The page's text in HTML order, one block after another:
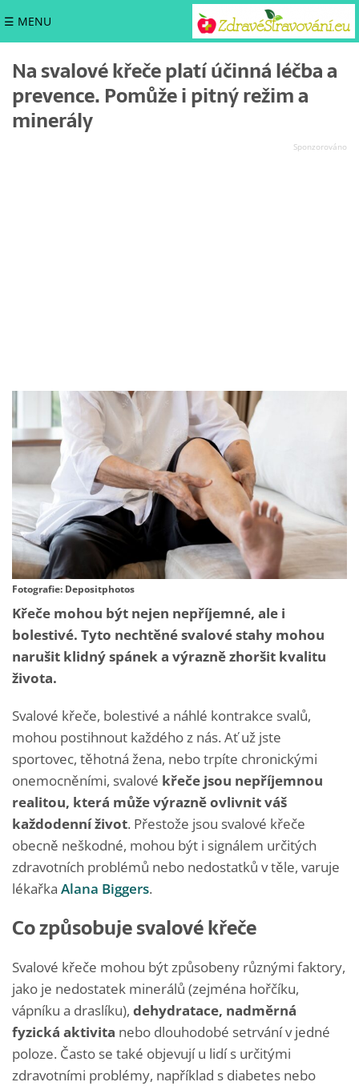
☰ MENU
Na svalové křeče platí účinná léčba a
prevence. Pomůže i pitný režim a
minerály
Fotografie: Depositphotos
Křeče mohou být nejen nepříjemné, ale i
bolestivé. Tyto nechtěné svalové stahy mohou
narušit klidný spánek a výrazně zhoršit kvalitu
života.
Svalové křeče, bolestivé a náhlé kontrakce svalů,
mohou postihnout každého z nás. Ať už jste
sportovec, těhotná žena, nebo trpíte chronickými
onemocněními, svalové křeče jsou nepříjemnou
realitou, která může výrazně ovlivnit váš
každodenní život. Přestože jsou svalové křeče
obecně neškodné, mohou být i signálem určitých
zdravotních problémů nebo nedostatků v těle, varuje
lékařka Alana Biggers.
Co způsobuje svalové křeče
Svalové křeče mohou být způsobeny různými faktory,
jako je nedostatek minerálů (zejména hořčíku,
vápníku a draslíku), dehydratace, nadměrná
fyzická aktivita nebo dlouhodobé setrvání v jedné
poloze. Často se také objevují u lidí s určitými
zdravotními problémy, například s diabetes nebo